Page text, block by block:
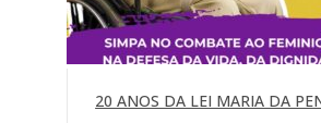
20 ANOS DA LEI MARIA DA